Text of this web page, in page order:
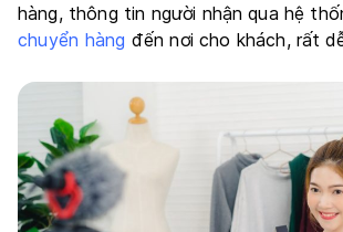
hàng, thông tin người nhận qua hệ
chuyển hàng đến nơi cho khách, rất